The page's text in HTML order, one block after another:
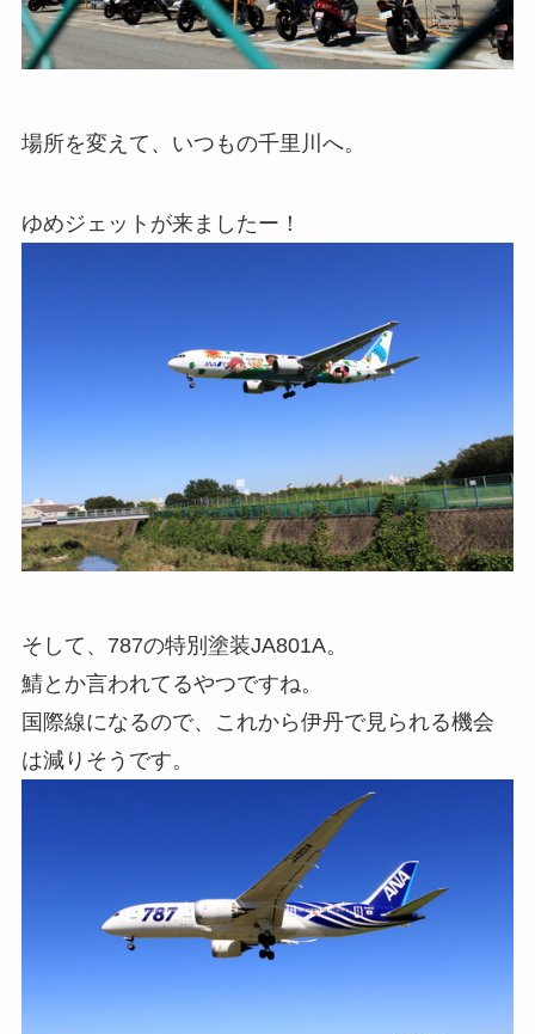
場所を変えて、いつもの千里川へ。
ゆめジェットが来ましたー！
そして、787の特別塗装JA801A。
鯖とか言われてるやつですね。
国際線になるので、これから伊丹で見られる機会
は減りそうです。